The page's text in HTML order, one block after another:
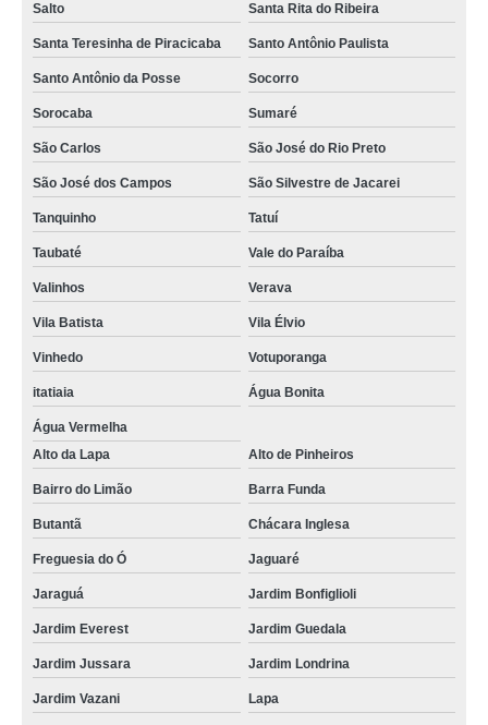
Salto Santa Rita do Ribeira
Santa Teresinha de Piracicaba Santo Antônio Paulista
Santo Antônio da Posse Socorro
Sorocaba Sumaré
São Carlos São José do Rio Preto
São José dos Campos São Silvestre de Jacarei
Tanquinho Tatuí
Taubaté Vale do Paraíba
Valinhos Verava
Vila Batista Vila Élvio
Vinhedo Votuporanga
itatiaia Água Bonita
Água Vermelha
Alto da Lapa
Alto de Pinheiros
Bairro do Limão Barra Funda
Butantã Chácara Inglesa
Freguesia do Ó Jaguaré
Jaraguá Jardim Bonfiglioli
Jardim Everest Jardim Guedala
Jardim Jussara Jardim Londrina
Jardim Vazani Lapa